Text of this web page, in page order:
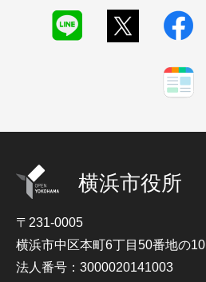
横浜市役所
〒231-0005
横浜市中区本町6丁目50番地の10
法人番号：3000020141003